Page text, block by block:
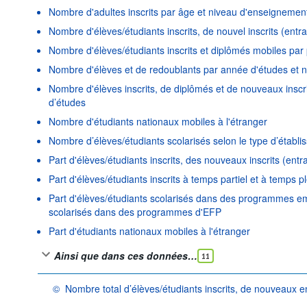
Nombre d'adultes inscrits par âge et niveau
Nombre d'élèves/étudiants inscrits, de nouvel inscrits
Nombre d'élèves/étudiants inscrits et diplômés mobiles
Nombre d'élèves et de redoublants par année d'études et
Nombre d'élèves inscrits, de diplômés et de nouveaux
d’études
Nombre d'étudiants nationaux mobiles à l'étranger
Nombre d’élèves/étudiants scolarisés selon le type
Part d'élèves/étudiants inscrits, des nouveaux inscrits
Part d'élèves/étudiants inscrits à temps partiel et à temps
Part d'élèves/étudiants scolarisés dans des programmes
scolarisés dans des programmes d'EFP
Part d'étudiants nationaux mobiles à l'étranger
Ainsi que dans ces données… 11
© Nombre total d’élèves/étudiants inscrits, de nouveaux